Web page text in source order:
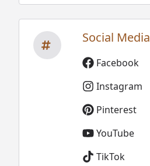
Social Media
Facebook
Instagram
Pinterest
YouTube
TikTok